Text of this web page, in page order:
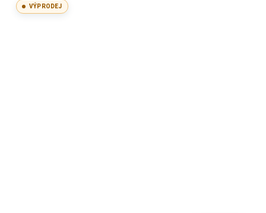
VÝPRODEJ